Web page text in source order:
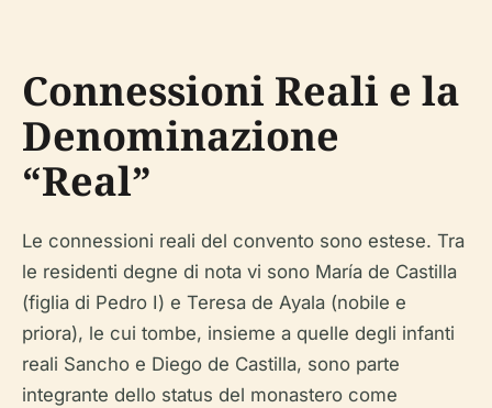
Connessioni Reali e la
Denominazione
“Real”
Le connessioni reali del convento sono estese. Tra
le residenti degne di nota vi sono María de Castilla
(figlia di Pedro I) e Teresa de Ayala (nobile e
priora), le cui tombe, insieme a quelle degli infanti
reali Sancho e Diego de Castilla, sono parte
integrante dello status del monastero come